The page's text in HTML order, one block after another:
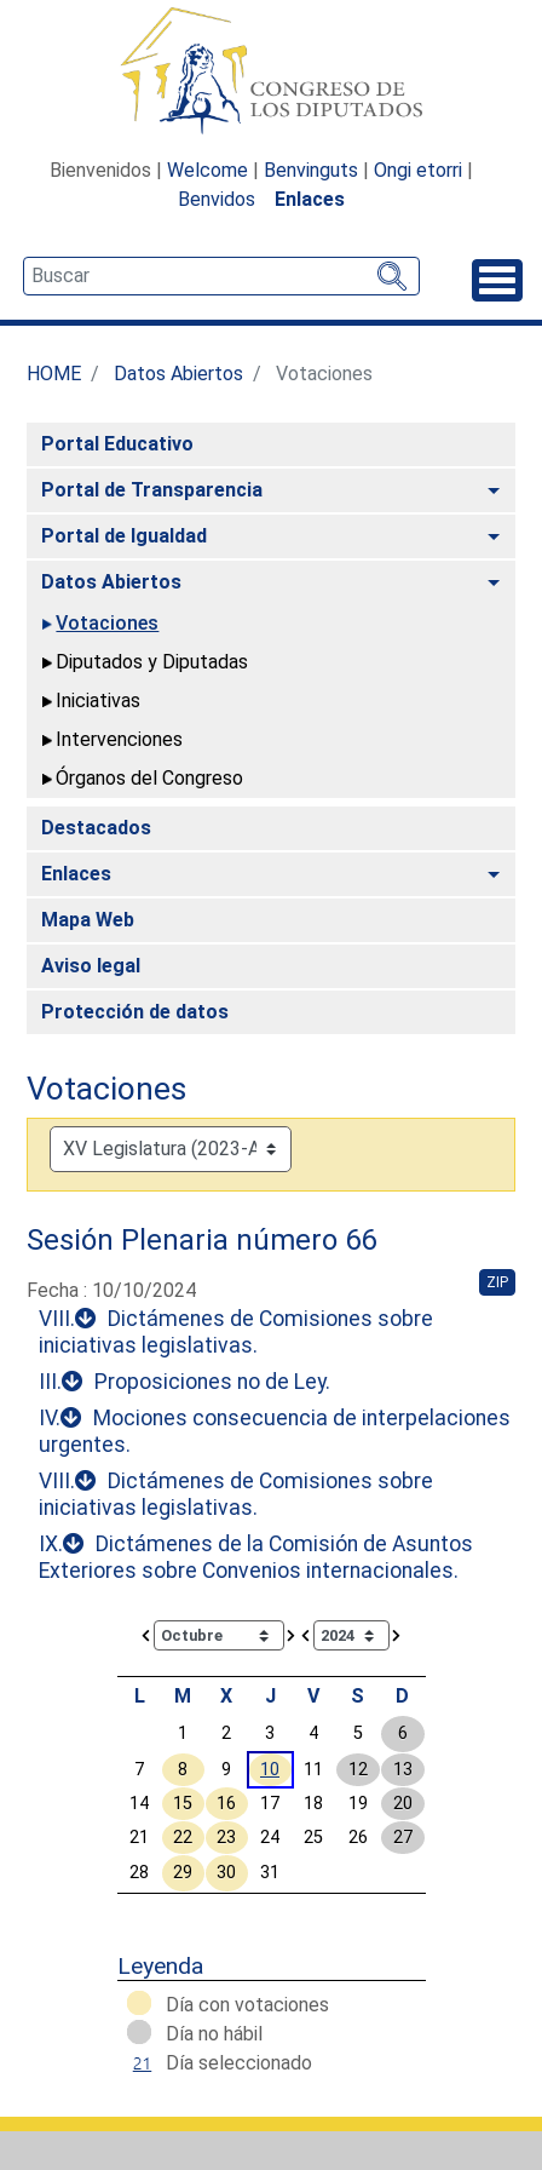
Bienvenidos | Welcome | Benvinguts | Ongi etorri |
Benvidos
Enlaces
HOME Datos Abiertos Votaciones
Portal Educativo
Portal de Transparencia
Portal de Igualdad
Datos Abiertos
Votaciones
Diputados y Diputadas
Iniciativas
Intervenciones
Órganos del Congreso
Destacados
Enlaces
Mapa Web
Aviso legal
Protección de datos
Votaciones
Sesión Plenaria número 66
Fecha : 10/10/2024 ZIP
VIII.
Dictámenes de Comisiones sobre
iniciativas legislativas.
III.
Proposiciones no de Ley.
IV.
Mociones consecuencia de interpelaciones
urgentes.
VIII.
Dictámenes de Comisiones sobre
iniciativas legislativas.
IX.
Dictámenes de la Comisión de Asuntos
Exteriores sobre Convenios internacionales.
Calendar io de actividades. Doce Legislatura
L M X J V S D
1 2 3 4 5
6
7
8 9 10 11 12
13
14
15 16 17 18 19
20
21
22 23 24 25 26
27
28
29 30 31
Leyenda
Día con votaciones
Día no hábil
Día seleccionado